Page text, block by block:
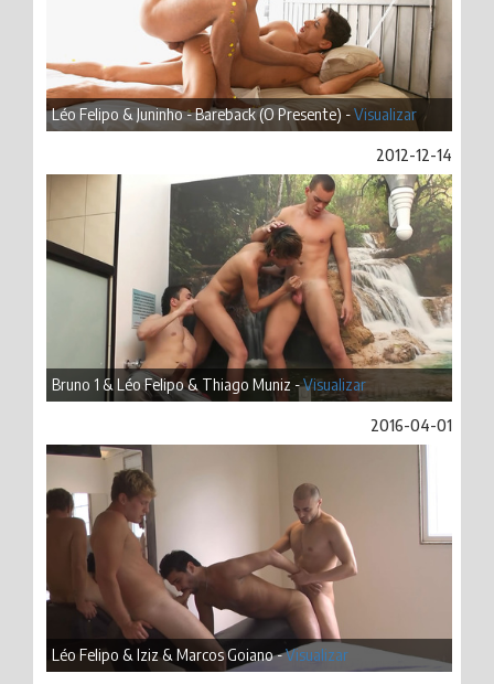
Léo Felipo & Juninho - Bareback (O Presente) -Visualizar
2012-12-14
Bruno 1 & Léo Felipo & Thiago Muniz -Visualizar
2016-04-01
Léo Felipo & Iziz & Marcos Goiano -Visualizar